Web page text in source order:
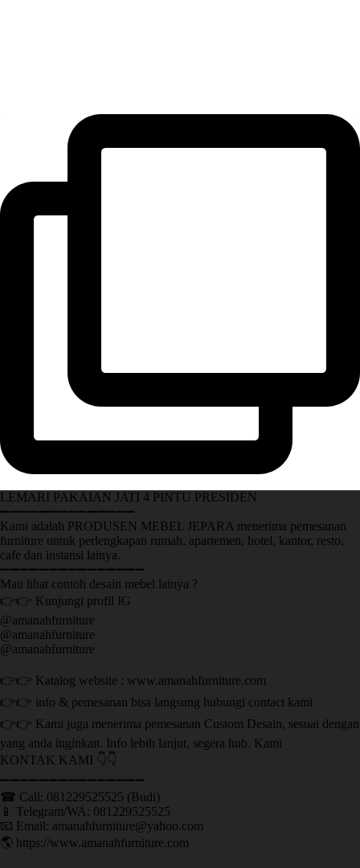
LEMARI PAKAIAN JATI 4 PINTU PRESIDEN
➖➖➖➖➖➖➖➖➖➖➖➖➖➖
Kami adalah PRODUSEN MEBEL JEPARA menerima pemesanan
furniture untuk perlengkapan rumah, apartemen, hotel, kantor, resto,
cafe dan instansi lainya.
➖➖➖➖➖➖➖➖➖➖➖➖➖➖➖
Mau lihat contoh desain mebel lainya ?
👉👉 Kunjungi profil IG
@amanahfurniture
@amanahfurniture
@amanahfurniture
👉👉 Katalog website : www.amanahfurniture.com
👉👉 info & pemesanan bisa langsung hubungi contact kami
👉👉 Kami juga menerima pemesanan Custom Desain, sesuai dengan
yang anda inginkan. Info lebih lanjut, segera hub. Kami
KONTAK KAMI 👇👇
➖➖➖➖➖➖➖➖➖➖➖➖➖➖➖ ㅤ
☎ Call: 081229525525 (Budi)
📱 Telegram/WA: 081229525525
📧 Email: amanahfurniture@yahoo.com
🌎 https://www.amanahfurniture.com